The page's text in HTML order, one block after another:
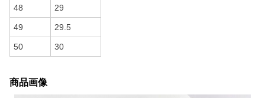
48 29
49 29.5
50 30
商品画像